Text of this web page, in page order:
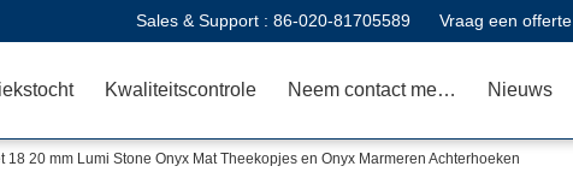
Sales & Support : 86-020-81705589 Vraag een offerte
Kwaliteitscontrole Neem contact met ons op Nieuws
18 20 mm Lumi Stone Onyx Mat Theekopjes en Onyx Marmeren Achterhoeken